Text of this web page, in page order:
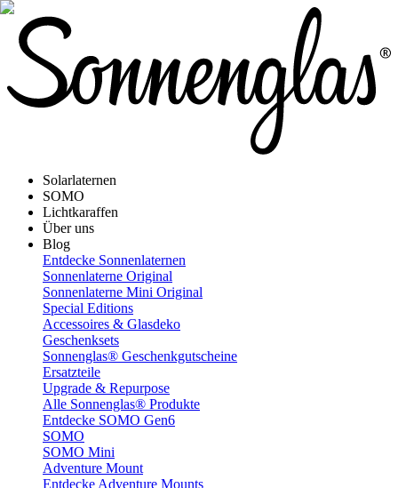
Solarlaternen
SOMO
Lichtkaraffen
Über uns
Blog
Entdecke Sonnenlaternen
Sonnenlaterne Original
Sonnenlaterne Mini Original
Special Editions
Accessoires & Glasdeko
Geschenksets
Sonnenglas® Geschenkgutscheine
Ersatzteile
Upgrade & Repurpose
Alle Sonnenglas® Produkte
Entdecke SOMO Gen6
SOMO
SOMO Mini
Adventure Mount
Entdecke Adventure Mounts